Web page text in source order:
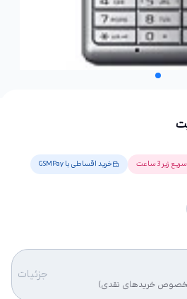
زیر 3 ساعت خرید اقساطی با GSMPay
خریدهای نقدی)
جزئیات